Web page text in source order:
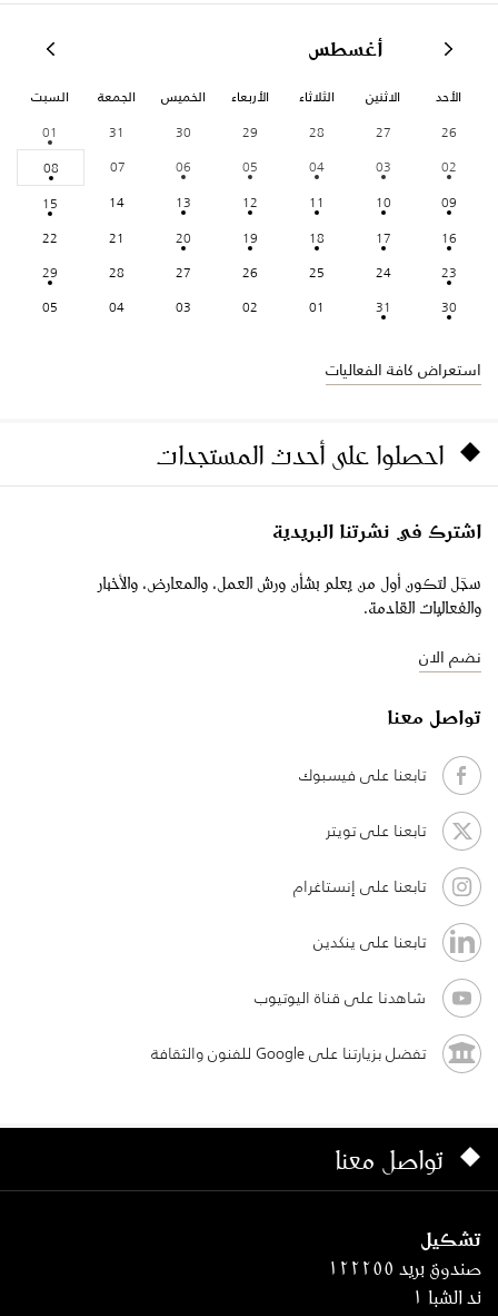
أغسطس
الأحد الاثنين الثلاثاء الأربعاء الخميس الجمعة السبت
26
27
28
29
30
31
01
02
03
04
05
06
07
08
09
10
11
12
13
14
15
16
17
18
19
20
21
22
23
24
25
26
27
28
29
30
31
01
02
03
04
05
استعراض كافة الفعاليات
احصلوا على أحدث المستجدات
اشترك في نشرتنا البريدية
سجّل لتكون أول من يعلم بشأن ورش العمل، والمعارض، والأخبار
والفعاليات القادمة.
نضم الان
تواصل معنا
تابعنا على فيسبوك
تابعنا على تويتر
تابعنا على إنستاغرام
تابعنا على ينكدين
شاهدنا على قناة اليوتيوب
تفضل بزيارتنا على Google للفنون والثقافة
تواصل معنا
تشكيل
صندوق بريد ١٢٢٢٥٥
ند الشبا ١